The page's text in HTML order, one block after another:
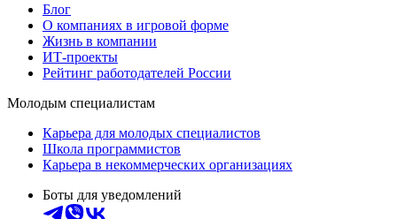
Блог
О компаниях в игровой форме
Жизнь в компании
ИТ-проекты
Рейтинг работодателей России
Молодым специалистам
Карьера для молодых специалистов
Школа программистов
Карьера в некоммерческих организациях
Боты для уведомлений